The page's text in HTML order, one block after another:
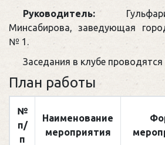
Руководитель:
Минсабирова, заведующая
№ 1.
Заседания в клубе проводятся
План работы
№
п/
п
Наименование
мероприятия